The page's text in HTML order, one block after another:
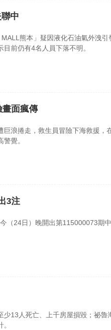
中
熊本」疑因液化石油氣外洩引
前仍有4名人員下落不明。
畫面瘋傳
巨浪捲走，救生員冒險下海救援，
覺。
3注
（24日）晚開出第115000073期
少13人死亡、上千房屋損毀；祕魯